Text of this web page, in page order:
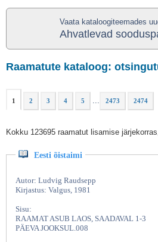
Vaata kataloogiteemades
Ahvatlevad
Raamatute kataloog:
1 2 3 4 5 ... 2473 2474
Kokku 123695 raamatut lisamise
Eesti õistaimi
Autor: Ludvig Raudsepp
Kirjastus: Valgus, 1981
Sisu:
RAAMAT ASUB LAOS, SAADAVAL 1-3
PÄEVA JOOKSUL.008